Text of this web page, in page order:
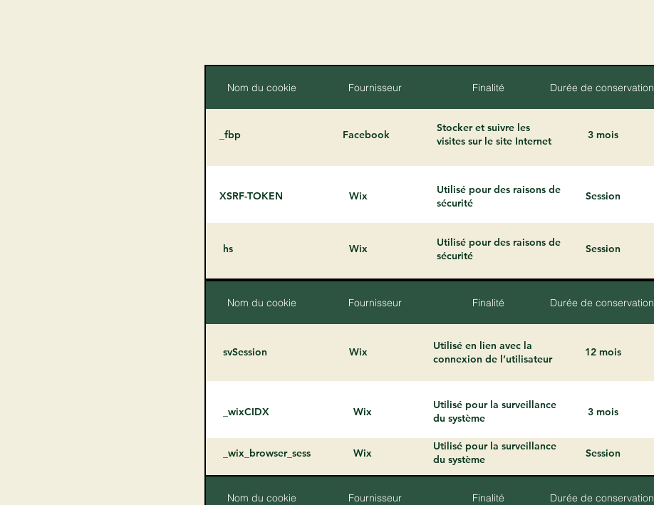
Nom du cookie Fournisseur Finalité Durée de conservation
_fbp
XSRF-TOKEN
hs
Facebook
Wix
Wix
Stocker et suivre les
visites sur le site Internet
Utilisé pour des raisons de
sécurité
Utilisé pour des raisons de
sécurité
3 mois
Session
Session
Nom du cookie Fournisseur Finalité Durée de conservation
svSession
_wixCIDX
_wix_browser_sess
Wix
Wix
Wix
Nom du cookie Fournisseur Finalité Durée de conservation
Utilisé en lien avec la
connexion de l’utilisateur
Utilisé pour la surveillance
du système
Utilisé pour la surveillance
du système
12 mois
3 mois
Session